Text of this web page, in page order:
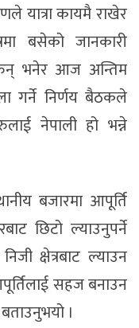
यात्रा कायमै राखेर
बसेको जानकारी
भनेर आज अन्तिम
निर्णय बैठकले
नेपाली हो भन्ने
बजारमा आपूर्ति
छिटो ल्याउनुपर्ने
क्षेत्रबाट ल्याउन
सहज बनाउन
।